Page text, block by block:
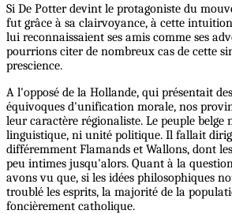
Si De Potter devint le protagoniste du
fut grâce à sa clairvoyance, à cette
lui reconnaissaient ses amis comme ses
pourrions citer de nombreux cas de cette
prescience.
A l'opposé de la Hollande, qui présentait
équivoques d'unification morale, nos
leur caractère régionaliste. Le peuple belge
linguistique, ni unité politique. Il fallait
différemment Flamands et Wallons, dont
peu intimes jusqu'alors. Quant à la
avons vu que, si les idées philosophiques
troublé les esprits, la majorité de la
foncièrement catholique.